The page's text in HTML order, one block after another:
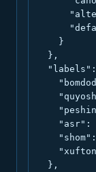
    }
  },
"asr":
  },